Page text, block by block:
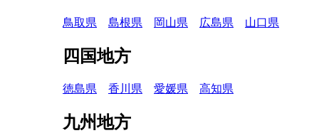
鳥取県 島根県 岡山県 広島県 山口県
四国地方
徳島県 香川県 愛媛県 高知県
九州地方